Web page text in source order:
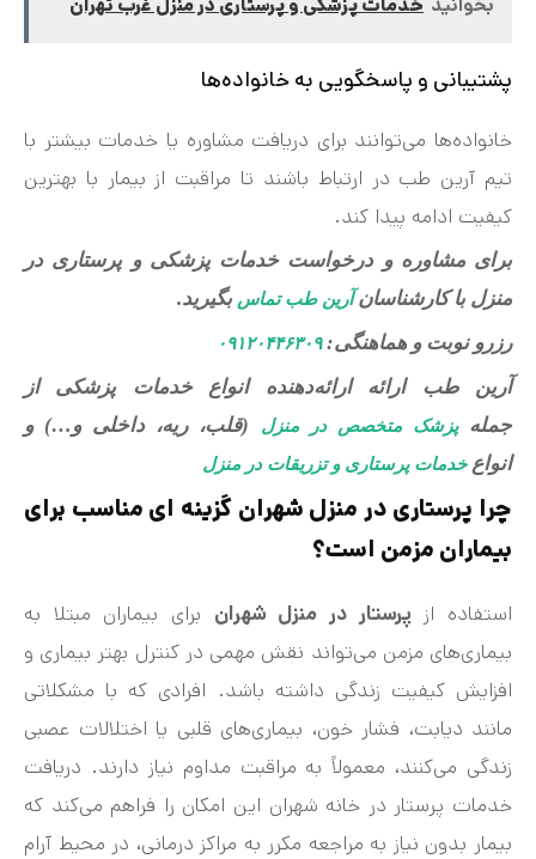
پشتیبانی و پاسخگویی به خانواده‌ها
خانواده‌ها می‌توانند برای دریافت مشاوره یا خدمات بیشتر با
تیم آرین طب در ارتباط باشند تا مراقبت از بیمار با بهترین
کیفیت ادامه پیدا کند.
برای مشاوره و درخواست خدمات پزشکی و پرستاری در
منزل با کارشناسانآرین طب تماس بگیرید.
رزرو نوبت و هماهنگی:۰۹۱۲۰۴۴۶۳۰۹
آرین طب ارائه ارائه‌دهنده انواع خدمات پزشکی از
جملهپزشک متخصص در منزل
(قلب، ریه، داخلی و…) و
انواعخدمات پرستاری و تزریقات در منزل
چرا پرستاری در منزل شهران گزینه‌ ای مناسب برای
بیماران مزمن است؟
استفاده از پرستار در منزل شهران برای بیماران مبتلا به
بیماری‌های مزمن می‌تواند نقش مهمی در کنترل بهتر بیماری و
افزایش کیفیت زندگی داشته باشد. افرادی که با مشکلاتی
مانند دیابت، فشار خون، بیماری‌های قلبی یا اختلالات عصبی
زندگی می‌کنند، معمولاً به مراقبت مداوم نیاز دارند. دریافت
خدمات پرستار در خانه شهران این امکان را فراهم می‌کند که
بیمار بدون نیاز به مراجعه مکرر به مراکز درمانی، در محیط آرام